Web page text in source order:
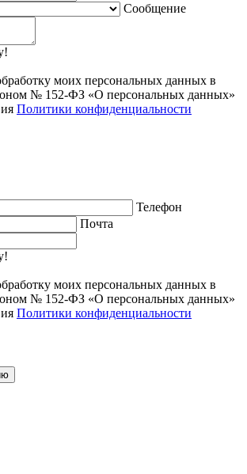
Сообщение
моих персональных данных в
№ 152-ФЗ «О персональных данных»
Политики конфиденциальности
Телефон
Почта
моих персональных данных в
№ 152-ФЗ «О персональных данных»
Политики конфиденциальности